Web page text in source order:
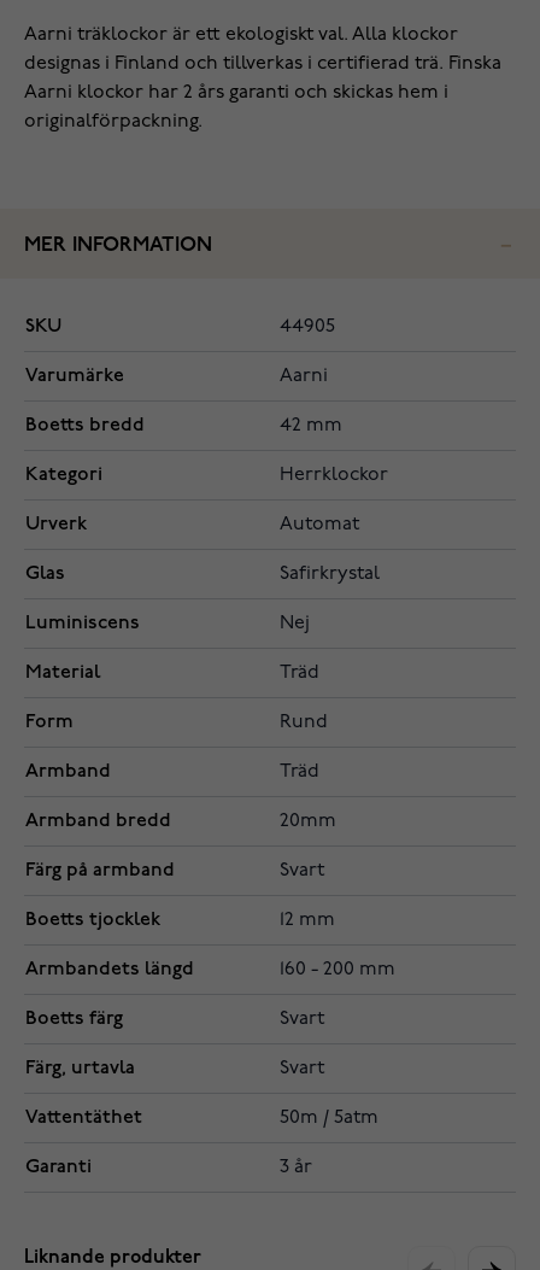
Aarni träklockor är ett ekologiskt val. Alla klockor
designas i Finland och tillverkas i certifierad trä. Finska
Aarni klockor har 2 års garanti och skickas hem i
originalförpackning.
MER INFORMATION
SKU 44905
Varumärke Aarni
Boetts bredd 42 mm
Kategori Herrklockor
Urverk Automat
Glas Safirkrystal
Luminiscens Nej
Material Träd
Form Rund
Armband Träd
Armband bredd 20mm
Färg på armband Svart
Boetts tjocklek 12 mm
Armbandets längd 160 - 200 mm
Boetts färg Svart
Färg, urtavla Svart
Vattentäthet 50m / 5atm
Garanti 3 år
Liknande produkter